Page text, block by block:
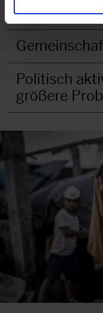
Gesellschaft
Politisch
größere